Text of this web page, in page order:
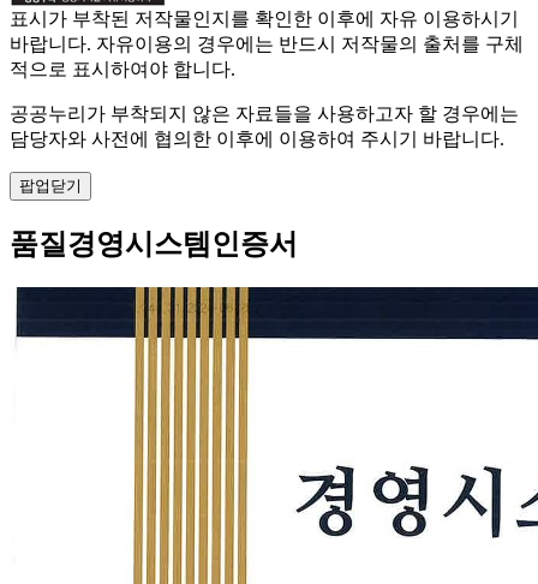
표시가 부착된 저작물인지를 확인한 이후에 자유 이용하시기
바랍니다. 자유이용의 경우에는 반드시 저작물의 출처를 구체
적으로 표시하여야 합니다.
공공누리가 부착되지 않은 자료들을 사용하고자 할 경우에는
담당자와 사전에 협의한 이후에 이용하여 주시기 바랍니다.
팝업닫기
품질경영시스템인증서